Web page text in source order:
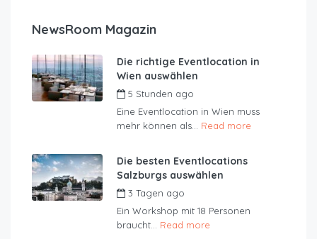
NewsRoom Magazin
Die richtige Eventlocation in
Wien auswählen
5 Stunden ago
Eine Eventlocation in Wien muss
mehr können als... Read more
Die besten Eventlocations
Salzburgs auswählen
3 Tagen ago
Ein Workshop mit 18 Personen
braucht... Read more